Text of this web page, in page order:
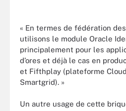
« En termes de fédération
utilisons le module Oracle
principalement pour les
d’ores et déjà le cas en
et Fifthplay (plateforme
Smartgrid). »
Un autre usage de cette